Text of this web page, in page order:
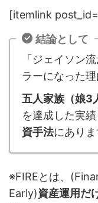
[itemlink
結論として
「ジェイソン
ラーになった理
五人家族（娘3
を達成した実
資手法にありま
※FIREとは、
Early)資産運用だ